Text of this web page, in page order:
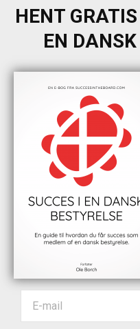
HENT
EN